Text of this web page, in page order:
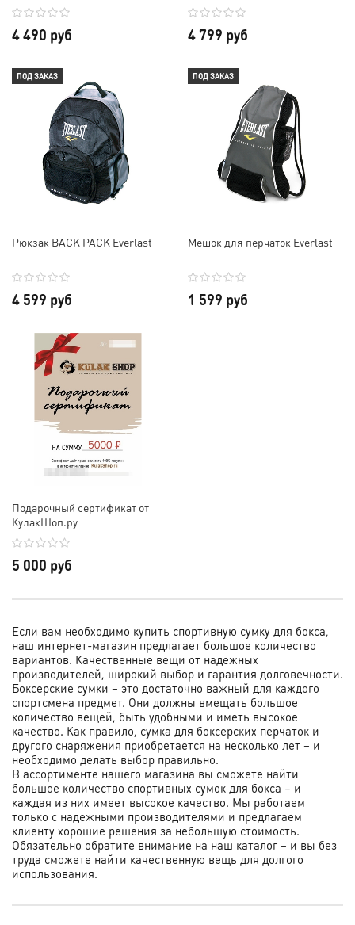
4 490 руб 4 799 руб
ПОД ЗАКАЗ
Рюкзак BACK PACK Everlast
4 599 руб
ПОД ЗАКАЗ
Мешок для перчаток Everlast
1 599 руб
Подарочный сертификат от
КулакШоп.ру
5 000 руб
Если вам необходимо купить спортивную сумку для бокса,
наш интернет-магазин предлагает большое количество
вариантов. Качественные вещи от надежных
производителей, широкий выбор и гарантия долговечности.
Боксерские сумки – это достаточно важный для каждого
спортсмена предмет. Они должны вмещать большое
количество вещей, быть удобными и иметь высокое
качество. Как правило, сумка для боксерских перчаток и
другого снаряжения приобретается на несколько лет – и
необходимо делать выбор правильно.
В ассортименте нашего магазина вы сможете найти
большое количество спортивных сумок для бокса – и
каждая из них имеет высокое качество. Мы работаем
только с надежными производителями и предлагаем
клиенту хорошие решения за небольшую стоимость.
Обязательно обратите внимание на наш каталог – и вы без
труда сможете найти качественную вещь для долгого
использования.